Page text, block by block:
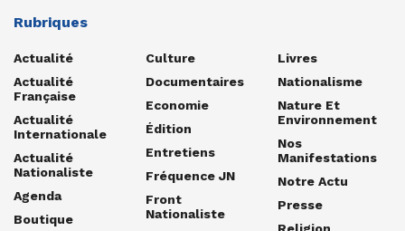
Rubriques
Actualité
Actualité
Française
Actualité
Internationale
Actualité
Nationaliste
Agenda
Boutique
Culture
Documentaires
Economie
Édition
Entretiens
Fréquence JN
Front
Nationaliste
Livres
Nationalisme
Nature Et
Environnement
Nos
Manifestations
Notre Actu
Presse